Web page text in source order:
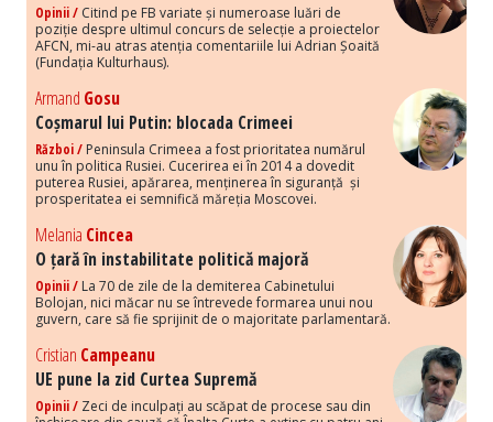
Opinii / Citind pe FB variate și numeroase luări de
poziție despre ultimul concurs de selecție a proiectelor
AFCN, mi-au atras atenția comentariile lui Adrian Șoaită
(Fundația Kulturhaus).
Armand Gosu
Coșmarul lui Putin: blocada Crimeei
Război / Peninsula Crimeea a fost prioritatea numărul
unu în politica Rusiei. Cucerirea ei în 2014 a dovedit
puterea Rusiei, apărarea, menținerea în siguranță și
prosperitatea ei semnifică măreția Moscovei.
Melania Cincea
O țară în instabilitate politică majoră
Opinii / La 70 de zile de la demiterea Cabinetului
Bolojan, nici măcar nu se întrevede formarea unui nou
guvern, care să fie sprijinit de o majoritate parlamentară.
Cristian Campeanu
UE pune la zid Curtea Supremă
Opinii / Zeci de inculpați au scăpat de procese sau din